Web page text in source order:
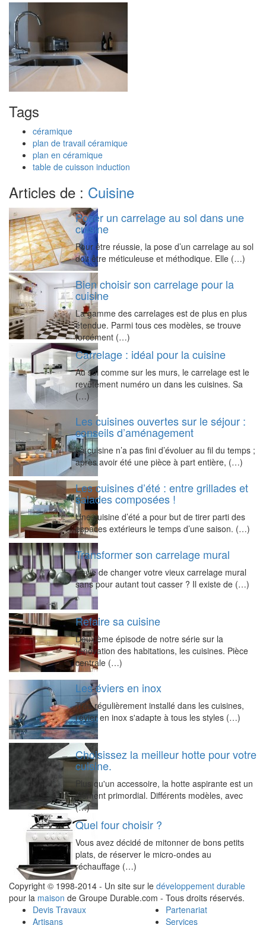
Tags
céramique
plan de travail céramique
plan en céramique
table de cuisson induction
Articles de : Cuisine
Poser un carrelage au sol dans une
cuisine
Pour être réussie, la pose d’un carrelage au sol
doit être méticuleuse et méthodique. Elle (…)
Bien choisir son carrelage pour la
cuisine
La gamme des carrelages est de plus en plus
étendue. Parmi tous ces modèles, se trouve
forcément (…)
Carrelage : idéal pour la cuisine
Au sol comme sur les murs, le carrelage est le
revêtement numéro un dans les cuisines. Sa
(…)
Les cuisines ouvertes sur le séjour :
conseils d’aménagement
La cuisine n’a pas fini d’évoluer au fil du temps ;
après avoir été une pièce à part entière, (…)
Les cuisines d’été : entre grillades et
salades composées !
Une cuisine d’été a pour but de tirer parti des
espaces extérieurs le temps d’une saison. (…)
Transformer son carrelage mural
Envie de changer votre vieux carrelage mural
sans pour autant tout casser ? Il existe de (…)
Refaire sa cuisine
Deuxième épisode de notre série sur la
rénovation des habitations, les cuisines. Pièce
centrale (…)
Les éviers en inox
Très régulièrement installé dans les cuisines,
l'évier en inox s'adapte à tous les styles (…)
Choisissez la meilleur hotte pour votre
cuisine.
Plus qu'un accessoire, la hotte aspirante est un
élément primordial. Différents modèles, avec
(…)
Quel four choisir ?
Vous avez décidé de mitonner de bons petits
plats, de réserver le micro-ondes au
réchauffage (…)
Copyright © 1998-2014 - Un site sur le développement durable
pour la maison de Groupe Durable.com - Tous droits réservés.
Devis Travaux
Artisans
Partenariat
Services